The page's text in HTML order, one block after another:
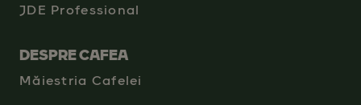
JDE Professional
DESPRE CAFEA
Măiestria Cafelei